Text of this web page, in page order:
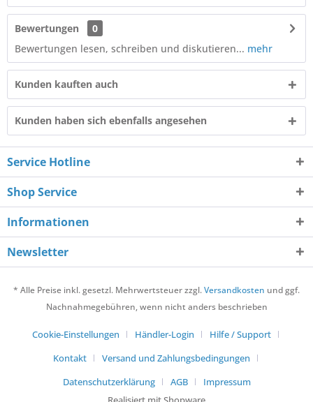
Bewertungen
0
Bewertungen lesen, schreiben und diskutieren... mehr
Kunden kauften auch
Kunden haben sich ebenfalls angesehen
Service Hotline
Shop Service
Informationen
Newsletter
* Alle Preise inkl. gesetzl. Mehrwertsteuer zzgl.Versandkosten und ggf.
Nachnahmegebühren, wenn nicht anders beschrieben
Cookie-Einstellungen Händler-Login
Hilfe / Support
Kontakt
Versand und Zahlungsbedingungen
Datenschutzerklärung
AGB
Impressum